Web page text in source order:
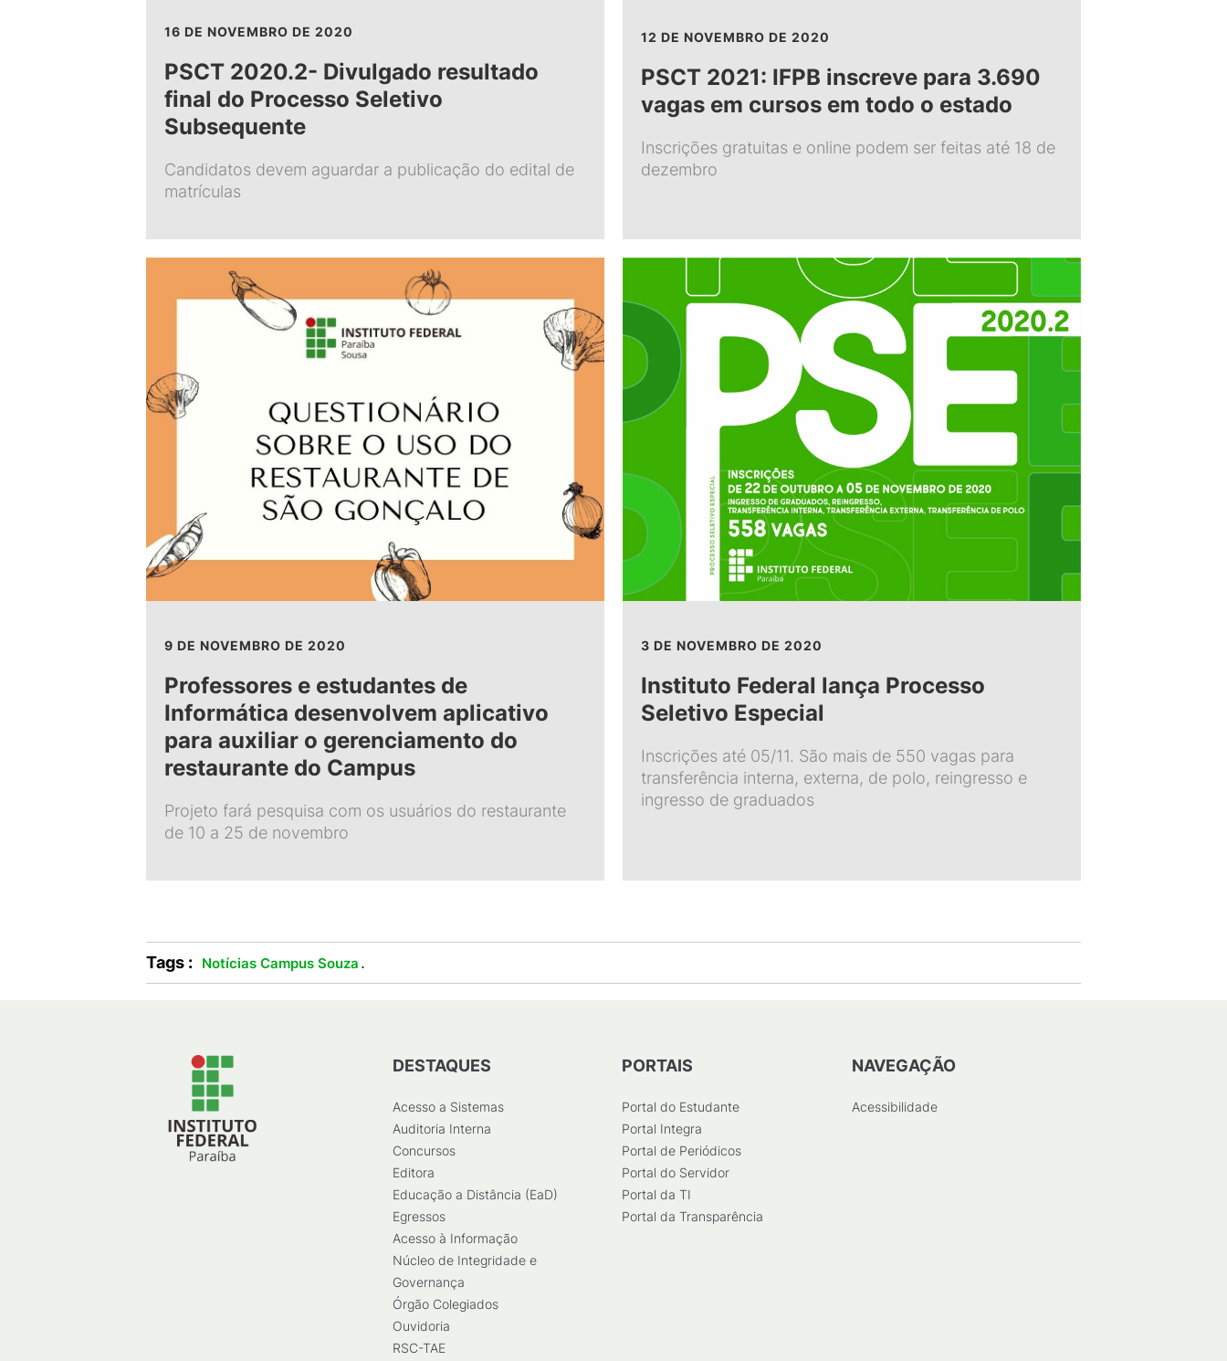
16 DE NOVEMBRO DE 2020
PSCT 2020.2- Divulgado resultado
final do Processo Seletivo
Subsequente
Candidatos devem aguardar a publicação do edital de
matrículas
12 DE NOVEMBRO DE 2020
PSCT 2021: IFPB inscreve para 3.690
vagas em cursos em todo o estado
Inscrições gratuitas e online podem ser feitas até 18 de
dezembro
9 DE NOVEMBRO DE 2020
Professores e estudantes de
Informática desenvolvem aplicativo
para auxiliar o gerenciamento do
restaurante do Campus
Projeto fará pesquisa com os usuários do restaurante
de 10 a 25 de novembro
3 DE NOVEMBRO DE 2020
Instituto Federal lança Processo
Seletivo Especial
Inscrições até 05/11. São mais de 550 vagas para
transferência interna, externa, de polo, reingresso e
ingresso de graduados
Tags : Notícias Campus Souza .
DESTAQUES
Acesso a Sistemas
Auditoria Interna
Concursos
Editora
Educação a Distância (EaD)
Egressos
Acesso à Informação
Núcleo de Integridade e
Governança
Órgão Colegiados
Ouvidoria
RSC-TAE
PORTAIS
Portal do Estudante
Portal Integra
Portal de Periódicos
Portal do Servidor
Portal da TI
Portal da Transparência
NAVEGAÇÃO
Acessibilidade